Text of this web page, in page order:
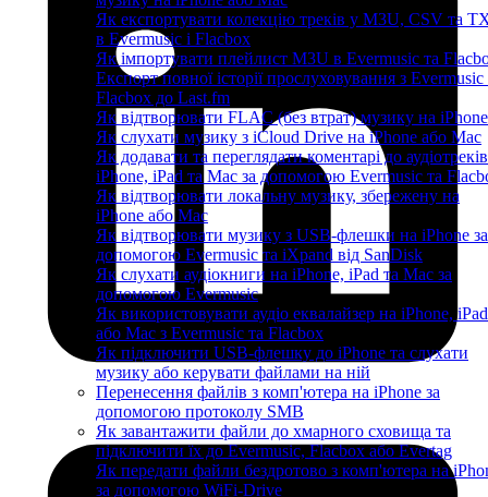
Як експортувати колекцію треків у M3U, CSV та
в Evermusic і Flacbox
Як імпортувати плейлист M3U в Evermusic та
Експорт повної історії прослуховування з Evermusic
Flacbox до Last.fm
Як відтворювати FLAC (без втрат) музику на iPhone
Як слухати музику з iCloud Drive на iPhone або Mac
Як додавати та переглядати коментарі до
iPhone, iPad та Mac за допомогою Evermusic та
Як відтворювати локальну музику, збережену на
iPhone або Mac
Як відтворювати музику з USB-флешки на iPhone за
допомогою Evermusic та iXpand від SanDisk
Як слухати аудіокниги на iPhone, iPad та Mac за
допомогою Evermusic
Як використовувати аудіо еквалайзер на iPhone, iPad
або Mac з Evermusic та Flacbox
Як підключити USB-флешку до iPhone та слухати
музику або керувати файлами на ній
Перенесення файлів з комп'ютера на iPhone за
допомогою протоколу SMB
Як завантажити файли до хмарного сховища та
підключити їх до Evermusic, Flacbox або Evertag
Як передати файли бездротово з комп'ютера на
за допомогою WiFi-Drive